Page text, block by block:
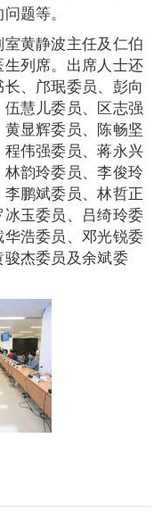
题等。
黄静波主任及仁伯
列席。出席人士还
、邝珉委员、彭向
慧儿委员、区志强
显辉委员、陈畅坚
伟强委员、蒋永兴
韵玲委员、李俊玲
鹏斌委员、林哲正
玉委员、吕绮玲委
浩委员、邓光锐委
杰委员及余斌委